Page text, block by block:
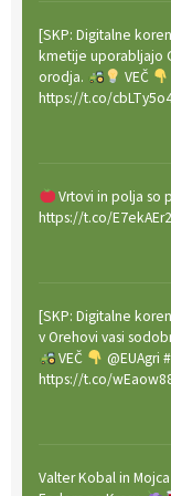
[SKP: Digitalne
kmetije uporabljajo
orodja.
VEČ
https://t.co/
Vrtovi in polja so
https://t.co/
[SKP: Digitalne
v Orehovi vasi
VEČ
@EUAgri
https://t.co/
Valter Kobal in